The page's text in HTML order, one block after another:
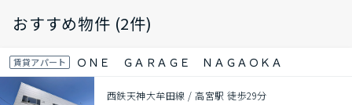
おすすめ物件 (2件)
賃貸アパート ＯＮＥ ＧＡＲＡＧＥ ＮＡＧＡＯＫＡ
西鉄天神大牟田線 / 高宮駅 徒歩29分